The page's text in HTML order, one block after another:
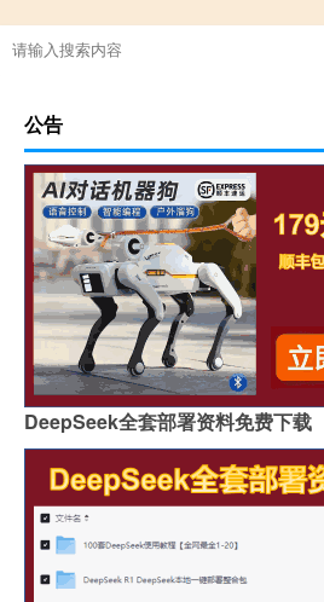
公告
DeepSeek全套部署资料免费下载